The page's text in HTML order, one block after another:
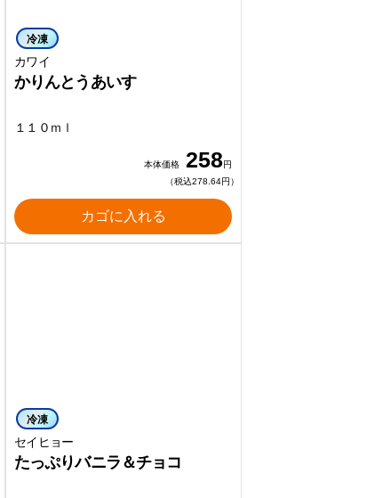
冷凍
カワイ
かりんとうあいす
１１０ｍｌ
本体価格 258円
（税込278.64円）
カゴに入れる
冷凍
セイヒョー
たっぷりバニラ＆チョコ